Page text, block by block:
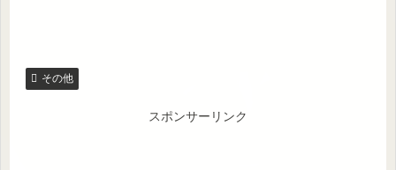
その他
スポンサーリンク